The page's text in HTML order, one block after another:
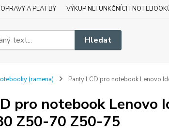
A PLATBY VÝKUP NEFUNKČNÍCH
Hledat
(ramena) Panty LCD pro notebook Lenovo
pro notebook Lenovo
Z50-70 Z50-75